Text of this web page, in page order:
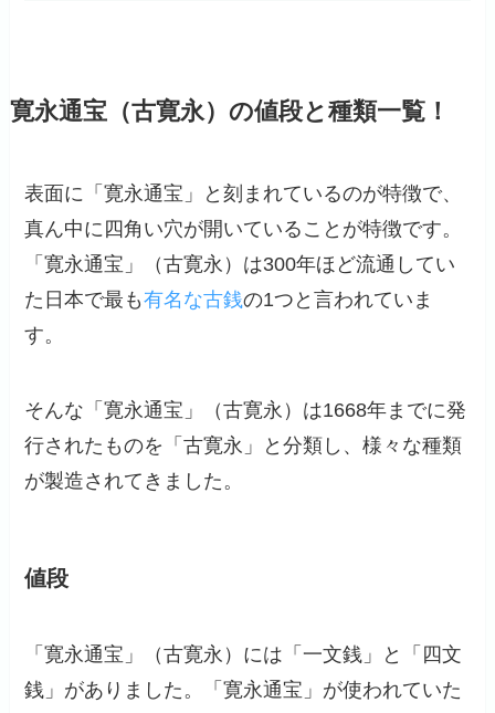
寛永通宝（古寛永）の値段と種類一覧！
表面に「寛永通宝」と刻まれているのが特徴で、
真ん中に四角い穴が開いていることが特徴です。
「寛永通宝」（古寛永）は300年ほど流通してい
た日本で最も有名な古銭の1つと言われていま
す。
そんな「寛永通宝」（古寛永）は1668年までに発
行されたものを「古寛永」と分類し、様々な種類
が製造されてきました。
値段
「寛永通宝」（古寛永）には「一文銭」と「四文
銭」がありました。「寛永通宝」が使われていた